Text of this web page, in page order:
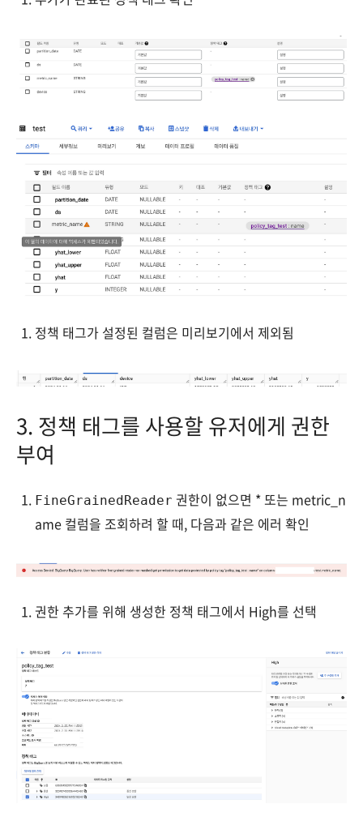
정책 태그가 설정된 컬럼은 미리보기에서 제외됨
3. 정책 태그를 사용할 유저에게 권한
부여
FineGrainedReader 권한이 없으면 * 또는 metric_n
ame 컬럼을 조회하려 할 때, 다음과 같은 에러 확인
권한 추가를 위해 생성한 정책 태그에서 High를 선택